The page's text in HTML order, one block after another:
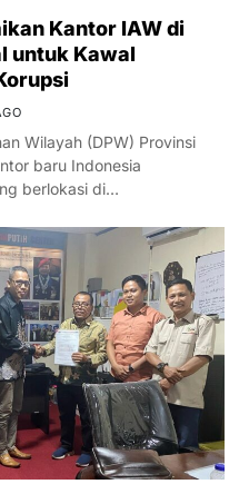
Kantor IAW di
untuk Kawal
Wilayah (DPW) Provinsi
baru Indonesia
berlokasi di…